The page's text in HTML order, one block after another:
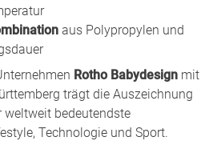
aus Polypropylen und
Rotho Babydesign mit
trägt die Auszeichnung
weltweit bedeutendste
Technologie und Sport.